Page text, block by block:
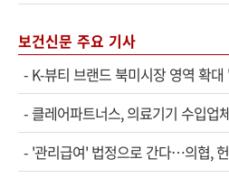
보건신문 주요 기사
- K-뷰티 브랜드 북미시장 영역 확대
- 클레어파트너스, 의료기기 수입
- '관리급여' 법정으로 간다…의협,